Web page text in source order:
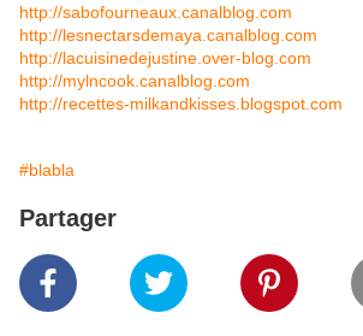
http://sabofourneaux.canalblog.com
http://lesnectarsdemaya.canalblog.com
http://lacuisinedejustine.over-blog.com
http://mylncook.canalblog.com
http://recettes-milkandkisses.blogspot.com
#blabla
Partager